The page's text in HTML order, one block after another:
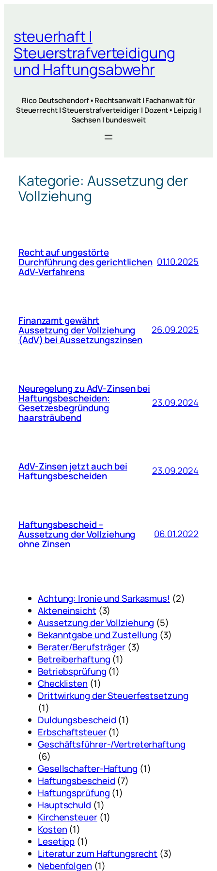
springen
steuerhaft |
Steuerstrafverteidigung
und Haftungsabwehr
Rico Deutschendorf ▪ Rechtsanwalt | Fachanwalt für
Steuerrecht | Steuerstrafverteidiger | Dozent ▪ Leipzig |
Sachsen | bundesweit
Kategorie: Aussetzung der
Vollziehung
Recht auf ungestörte
Durchführung des gerichtlichen
AdV-Verfahrens
01.10.2025
Finanzamt gewährt
Aussetzung der Vollziehung
(AdV) bei Aussetzungszinsen
26.09.2025
Neuregelung zu AdV-Zinsen bei
Haftungsbescheiden:
Gesetzesbegründung
haarsträubend
23.09.2024
AdV-Zinsen jetzt auch bei
Haftungsbescheiden 23.09.2024
Haftungsbescheid –
Aussetzung der Vollziehung
ohne Zinsen
06.01.2022
Achtung: Ironie und Sarkasmus! (2)
Akteneinsicht (3)
Aussetzung der Vollziehung (5)
Bekanntgabe und Zustellung (3)
Berater/Berufsträger (3)
Betreiberhaftung (1)
Betriebsprüfung (1)
Checklisten (1)
Drittwirkung der Steuerfestsetzung
(1)
Duldungsbescheid (1)
Erbschaftsteuer(1)
Geschäftsführer-/Vertreterhaftung
(6)
Gesellschafter-Haftung (1)
Haftungsbescheid (7)
Haftungsprüfung (1)
Hauptschuld (1)
Kirchensteuer(1)
Kosten (1)
Lesetipp (1)
Literatur zum Haftungsrecht (3)
Nebenfolgen (1)